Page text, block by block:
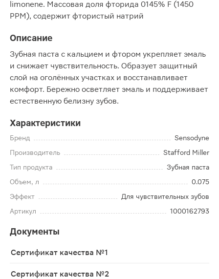
limonene. Массовая доля фторида 0145% F (1450
PPM), содержит фтористый натрий
Описание
Зубная паста с кальцием и фтором укрепляет эмаль
и снижает чувствительность. Образует защитный
слой на оголённых участках и восстанавливает
комфорт. Бережно осветляет эмаль и поддерживает
естественную белизну зубов.
Характеристики
Бренд
Sensodyne
Производитель
Stafford Miller
Тип продукта
Зубная паста
Объем, л
0.075
Эффект
Для чувствительных зубов
Артикул
1000162793
Документы
Сертификат качества №1
Сертификат качества №2